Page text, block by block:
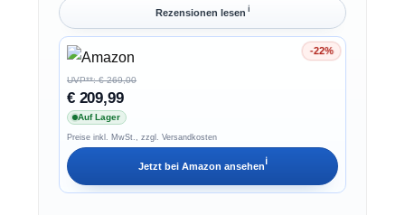
Rezensionen lesen ℹ︎
-22%
Ersparnis 22%
UVP**: € 269,00
€ 209,99
Auf Lager
Preise inkl. MwSt., zzgl. Versandkosten
Jetzt bei Amazon ansehenℹ︎